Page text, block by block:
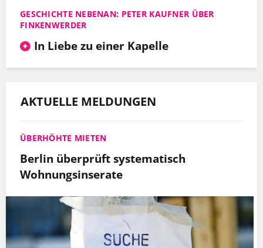
GESCHICHTE NEBENAN: PETER KAUFNER ÜBER
FINKENWERDER
In Liebe zu einer Kapelle
AKTUELLE MELDUNGEN
ÜBERHÖHTE MIETEN
Berlin überprüft systematisch
Wohnungsinserate